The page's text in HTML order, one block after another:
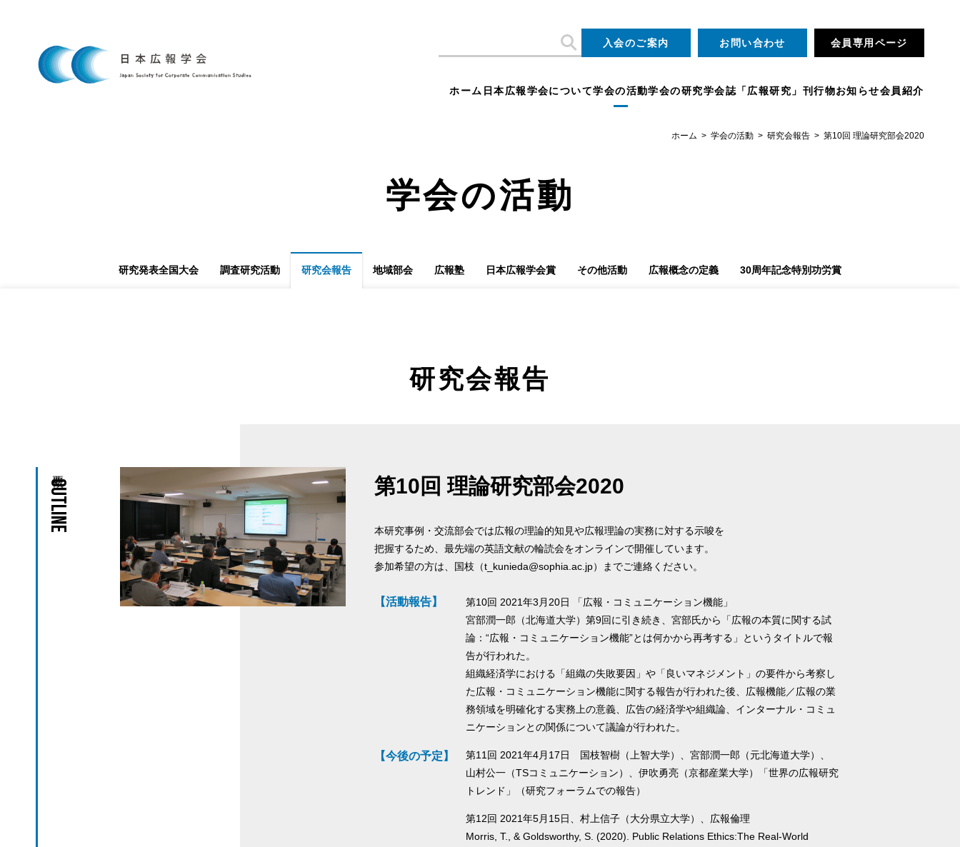
ホーム 日本広報学会について学会の活動学会の研究学会誌「広報研究」 刊行物お知らせ会員紹介
入会のご案内 お問い合わせ 会員専用ページ
ホーム 学会の活動 研究会報告 第10回 理論研究部会2020
学会の活動
研究会報告
Outline 第10回 理論研究部会2020
本研究事例・交流部会では広報の理論的知見や広報理論の実務に対する示唆を
把握するため、最先端の英語文献の輪読会をオンラインで開催しています。
参加希望の方は、国枝（t_kunieda@sophia.ac.jp）までご連絡ください。
【活動報告】
第10回 2021年3月20日 「広報・コミュニケーション機能」
宮部潤一郎（北海道大学）第9回に引き続き、宮部氏から「広報の本質に関する試
論：“広報・コミュニケーション機能”とは何かから再考する」というタイトルで報
告が行われた。
組織経済学における「組織の失敗要因」や「良いマネジメント」の要件から考察し
た広報・コミュニケーション機能に関する報告が行われた後、広報機能／広報の業
務領域を明確化する実務上の意義、広告の経済学や組織論、インターナル・コミュ
ニケーションとの関係について議論が行われた。
【今後の予定】
第11回 2021年4月17日 国枝智樹（上智大学）、宮部潤一郎（元北海道大学）、
山村公一（TSコミュニケーション）、伊吹勇亮（京都産業大学）「世界の広報研究
トレンド」（研究フォーラムでの報告）
第12回 2021年5月15日、村上信子（大分県立大学）、広報倫理
Morris, T., & Goldsworthy, S. (2020). Public Relations Ethics:The Real-World
研究発表全国大会 調査研究活動 研究会報告 地域部会 広報塾 日本広報学会賞 その他活動 広報概念の定義 30周年記念特別功労賞